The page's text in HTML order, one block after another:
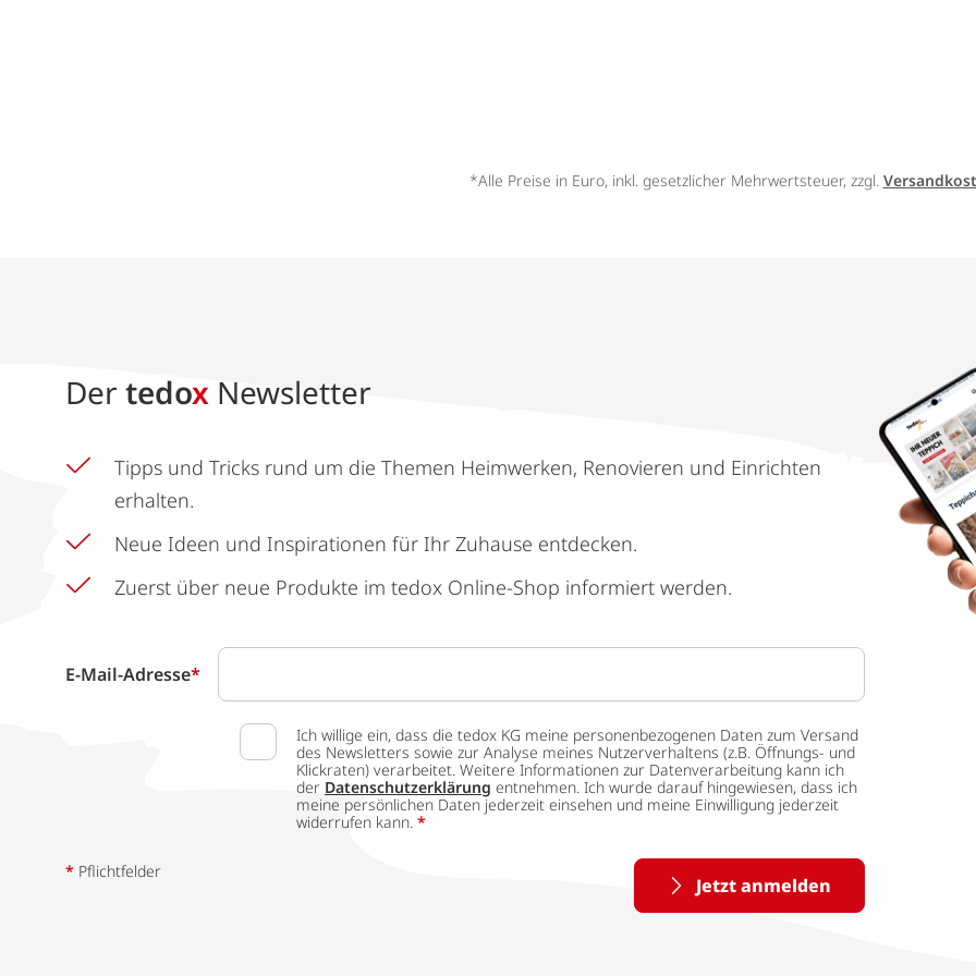
*Alle Preise in Euro, inkl. gesetzlicher Mehrwertsteuer, zzgl.
Der tedox Newsletter
Tipps und Tricks rund um die Themen Heimwerken, Renovieren und Einrichten
erhalten.
Neue Ideen und Inspirationen für Ihr Zuhause entdecken.
Zuerst über neue Produkte im tedox Online-Shop informiert werden.
E-Mail-Adresse*
Ich willige ein, dass die tedox KG meine personenbezogenen Daten zum Versand
des Newsletters sowie zur Analyse meines Nutzerverhaltens (z.B. Öffnungs- und
Klickraten) verarbeitet. Weitere Informationen zur Datenverarbeitung kann ich
der Datenschutzerklärung entnehmen. Ich wurde darauf hingewiesen, dass ich
meine persönlichen Daten jederzeit einsehen und meine Einwilligung jederzeit
widerrufen kann. *
Jetzt anmelden
* Pflichtfelder